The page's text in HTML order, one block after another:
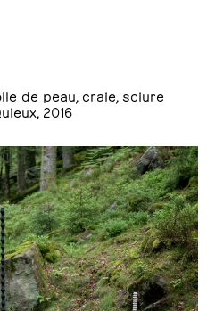
de peau, craie, sciure
2016